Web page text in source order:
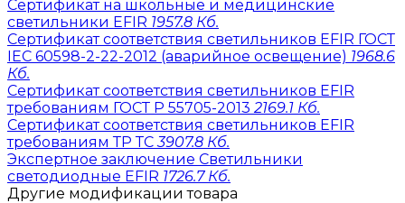
Сертификат на школьные и медицинские
светильники EFIR 1957.8 Кб.
Сертификат соответствия светильников EFIR ГОСТ
IEC 60598-2-22-2012 (аварийное освещение) 1968.6
Кб.
Сертификат соответствия светильников EFIR
требованиям ГОСТ Р 55705-2013 2169.1 Кб.
Сертификат соответствия светильников EFIR
требованиям ТР ТС 3907.8 Кб.
Экспертное заключение Светильники
светодиодные EFIR 1726.7 Кб.
Другие модификации товара